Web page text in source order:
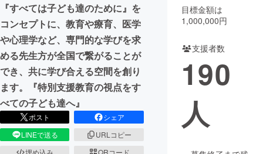
CAMPFIREふるさと納税machi-ya コミュニティ
『すべては子ども達のために』を
コンセプトに、教育や療育、医学
や心理学など、専門的な学びを求
める先生方が全国で繋がることが
でき、共に学び合える空間を創り
ます。『特別支援教育の視点をす
べての子ども達へ』
ポスト
シェア
LINEで送る
URLコピー
目標金額は
1,000,000円
支援者数
190
人